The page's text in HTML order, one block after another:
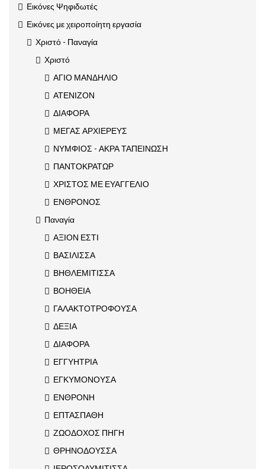
Εικόνες Ψηφιδωτές
Εικόνες με χειροποίητη εργασία
Χριστό - Παναγία
Χριστό
ΑΓΙΟ ΜΑΝΔΗΛΙΟ
ΑΤΕΝΙΖΟΝ
ΔΙΑΦΟΡΑ
ΜΕΓΑΣ ΑΡΧΙΕΡΕΥΣ
ΝΥΜΦΙΟΣ - ΑΚΡΑ ΤΑΠΕΙΝΩΣΗ
ΠΑΝΤΟΚΡΑΤΩΡ
ΧΡΙΣΤΟΣ ΜΕ ΕΥΑΓΓΕΛΙΟ
ΕΝΘΡΟΝΟΣ
Παναγία
ΑΞΙΟΝ ΕΣΤΙ
ΒΑΣΙΛΙΣΣΑ
ΒΗΘΛΕΜΙΤΙΣΣΑ
ΒΟΗΘΕΙΑ
ΓΑΛΑΚΤΟΤΡΟΦΟΥΣΑ
ΔΕΞΙΑ
ΔΙΑΦΟΡΑ
ΕΓΓΥΗΤΡΙΑ
ΕΓΚΥΜΟΝΟΥΣΑ
ΕΝΘΡΟΝΗ
ΕΠΤΑΣΠΑΘΗ
ΖΩΟΔΟΧΟΣ ΠΗΓΗ
ΘΡΗΝΟΔΟΥΣΣΑ